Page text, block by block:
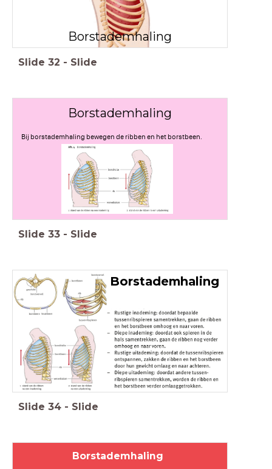
Borstademhaling
Slide 32 - Slide
Borstademhaling
Bij borstademhaling bewegen de ribben en het borstbeen.
Slide 33 - Slide
Borstademhaling
Slide 34 - Slide
Borstademhaling